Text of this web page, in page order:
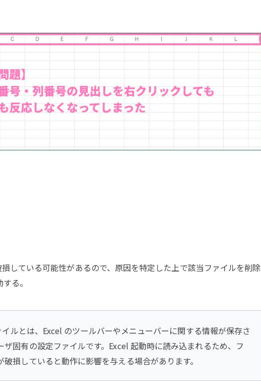
している可能性があるので、原因を特定した上で該当ファイルを削除
る。
ルとは、Excel のツールバーやメニューバーに関する情報が保存さ
ザ固有の設定ファイルです。Excel 起動時に読み込まれるため、フ
破損していると動作に影響を与える場合があります。